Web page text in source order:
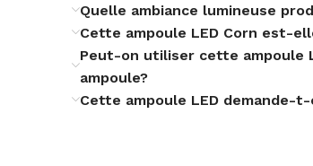
Quelle ambiance lumineuse
Cette ampoule LED Corn est-
Peut-on utiliser cette ampoule
ampoule?
Cette ampoule LED demande-